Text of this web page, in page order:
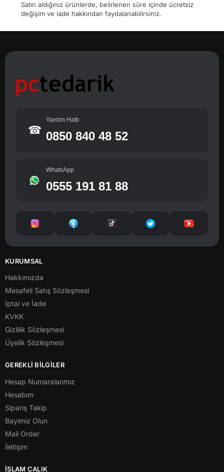
Satın aldığınız ürünlerde, belirlenen süre içinde ücretsiz
değişim ve iade hakkından faydalanabilirsiniz.
☎
Yardım Hattı
0850 840 48 52
WhatsApp
0555 191 81 88
KURUMSAL
Hakkımızda
Mesafeli Satış Sözleşmesi
İptal ve İade
KVKK
Gizlilik Sözleşmesi
Üyelik Sözleşmesi
GEREKLİ BİLGİLER
Hesap Numaralarımız
Hesabım
Sipariş Takip
Bayimiz Olun
Mail Order
İletişim
İSLAM ÇALIK